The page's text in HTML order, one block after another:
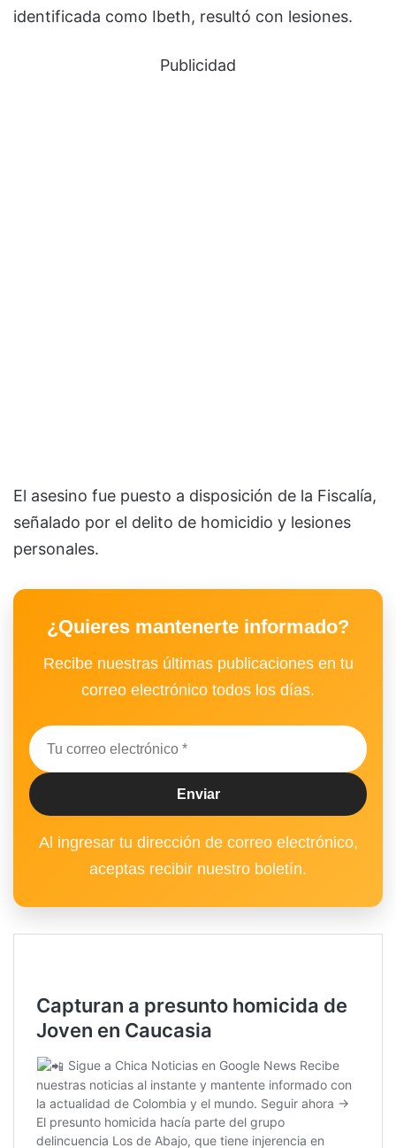
identificada como Ibeth, resultó con lesiones.
Publicidad
El asesino fue puesto a disposición de la Fiscalía,
señalado por el delito de homicidio y lesiones
personales.
¿Quieres mantenerte informado?
Recibe nuestras últimas publicaciones en tu
correo electrónico todos los días.
Al ingresar tu dirección de correo electrónico,
aceptas recibir nuestro boletín.